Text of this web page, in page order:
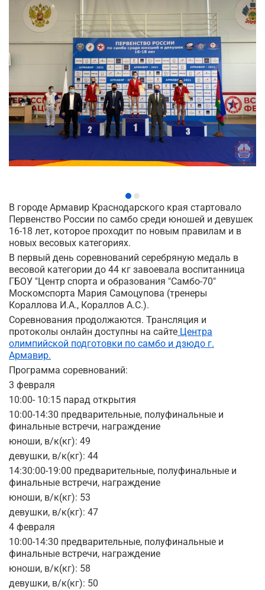
В городе Армавир Краснодарского края стартовало
Первенство России по самбо среди юношей и девушек
16-18 лет, которое проходит по новым правилам и в
новых весовых категориях.
В первый день соревнований серебряную медаль в
весовой категории до 44 кг завоевала воспитанница
ГБОУ "Центр спорта и образования "Самбо-70"
Москомспорта Мария Самоцупова (тренеры
Кораллова И.А., Кораллов А.С.).
Соревнования продолжаются. Трансляция и
протоколы онлайн доступны на сайте Центра
олимпийской подготовки по самбо и дзюдо г.
Армавир.
Программа соревнований:
3 февраля
10:00- 10:15 парад открытия
10:00-14:30 предварительные, полуфинальные и
финальные встречи, награждение
юноши, в/к(кг): 49
девушки, в/к(кг): 44
14:30:00-19:00 предварительные, полуфинальные и
финальные встречи, награждение
юноши, в/к(кг): 53
девушки, в/к(кг): 47
4 февраля
10:00-14:30 предварительные, полуфинальные и
финальные встречи, награждение
юноши, в/к(кг): 58
девушки, в/к(кг): 50